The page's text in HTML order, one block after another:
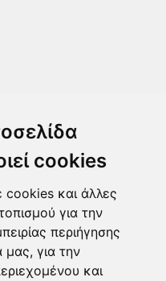
cookies
cookies και άλλες
για την
περιήγησης
μας, για την
και
μας μέσω της